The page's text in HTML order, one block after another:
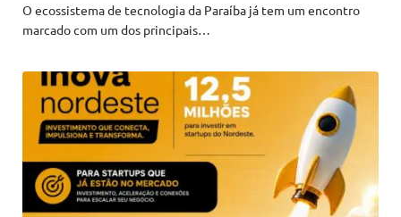
O ecossistema de tecnologia da Paraíba já tem um encontro
marcado com um dos principais…